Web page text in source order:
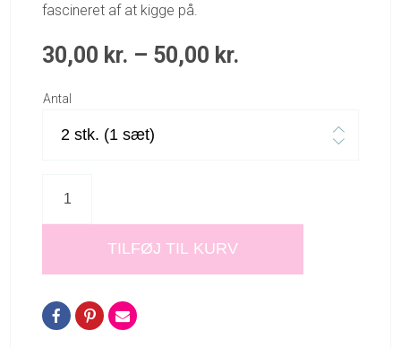
fascineret af at kigge på.
30,00 kr. – 50,00 kr.
Antal
TILFØJ TIL KURV